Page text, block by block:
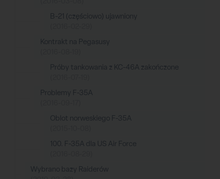
B-21 (częściowo) ujawniony
Kontrakt na Pegasusy
Próby tankowania z KC-46A zakończone
Problemy F-35A
Oblot norweskiego F-35A
100. F-35A dla US Air Force
Wybrano bazy Raiderów